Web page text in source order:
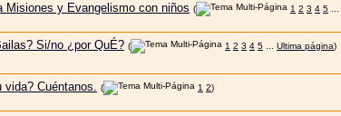
Misiones y Evangelismo con niños ( 1 2 3 4 5
Si/no ¿por QuÉ? ( 1 2 3 4 5 Ultima página)
vida? Cuéntanos. ( 1 2)